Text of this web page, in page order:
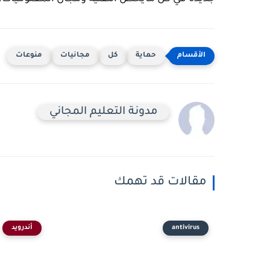
حماية كل مجانيات منوعات
مدونة التعليم المجاني
مقالات قد تهمك
antivirus أندرويد